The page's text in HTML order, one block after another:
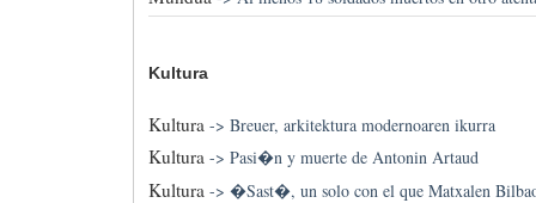
Kultura
Kultura-> Breuer, arkitektura modernoaren ikurra
Kultura-> Pasi�n y muerte de Antonin Artaud
Kultura -> �Sast�, un solo con el que Matxalen